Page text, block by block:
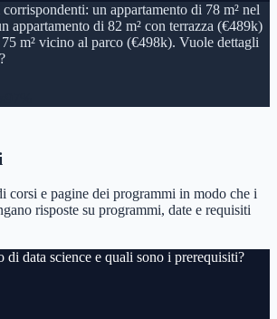
un appartamento di 78 m² nel
appartamento di 82 m² con terrazza (€489k)
m² vicino al parco (€498k). Vuole dettagli
corsi e pagine dei programmi in modo che i
risposte su programmi, date e requisiti
di data science e quali sono i prerequisiti?